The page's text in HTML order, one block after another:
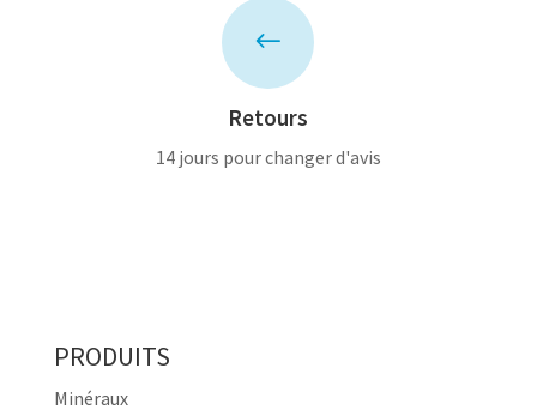
#
Retours
14 jours pour changer d'avis
PRODUITS
Minéraux